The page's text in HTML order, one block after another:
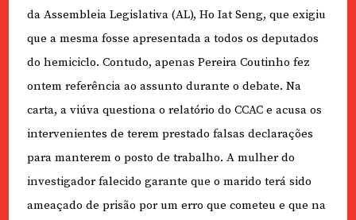
da Assembleia Legislativa (AL), Ho Iat Seng, que exigiu
que a mesma fosse apresentada a todos os deputados
do hemiciclo. Contudo, apenas Pereira Coutinho fez
ontem referência ao assunto durante o debate. Na
carta, a viúva questiona o relatório do CCAC e acusa os
intervenientes de terem prestado falsas declarações
para manterem o posto de trabalho. A mulher do
investigador falecido garante que o marido terá sido
ameaçado de prisão por um erro que cometeu e que na